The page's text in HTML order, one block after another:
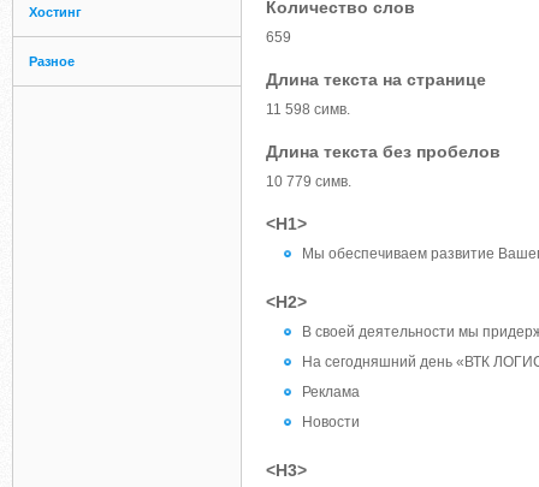
Хостинг
Разное
Количество слов
659
Длина текста на странице
11 598 симв.
Длина текста без пробелов
10 779 симв.
<H1>
Мы обеспечиваем развитие
<H2>
В своей деятельности мы
На сегодняшний день «ВТК
Реклама
Новости
<H3>